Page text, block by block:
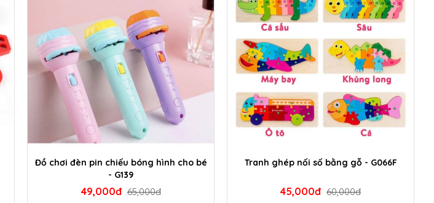
Đồ chơi đèn pin chiếu bóng hình cho bé
- G139
49,000đ 65,000đ
Tranh ghép nối số bằng gỗ - G066F
45,000đ 60,000đ